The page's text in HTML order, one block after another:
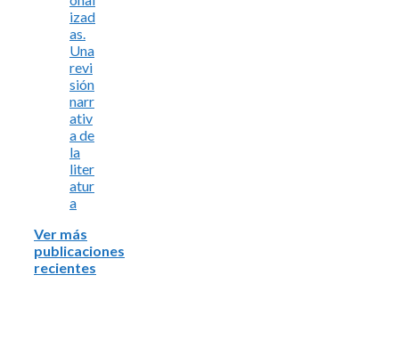
izad
as.
Una
revi
sión
narr
ativ
a de
la
liter
atur
a
Ver más
publicaciones
recientes